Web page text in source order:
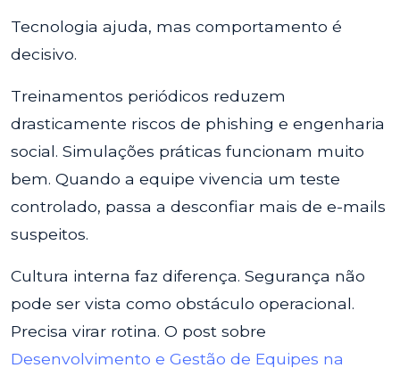
Tecnologia ajuda, mas comportamento é
decisivo.
Treinamentos periódicos reduzem
drasticamente riscos de phishing e engenharia
social. Simulações práticas funcionam muito
bem. Quando a equipe vivencia um teste
controlado, passa a desconfiar mais de e-mails
suspeitos.
Cultura interna faz diferença. Segurança não
pode ser vista como obstáculo operacional.
Precisa virar rotina. O post sobre
Desenvolvimento e Gestão de Equipes na